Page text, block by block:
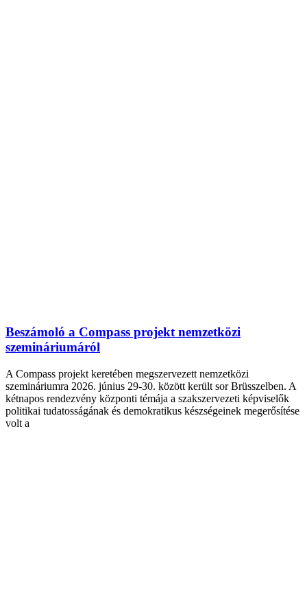
Beszámoló a Compass projekt nemzetközi
szemináriumáról
A Compass projekt keretében megszervezett nemzetközi
szemináriumra 2026. június 29-30. között került sor Brüsszelben. A
kétnapos rendezvény központi témája a szakszervezeti képviselők
politikai tudatosságának és demokratikus készségeinek megerősítése
volt a